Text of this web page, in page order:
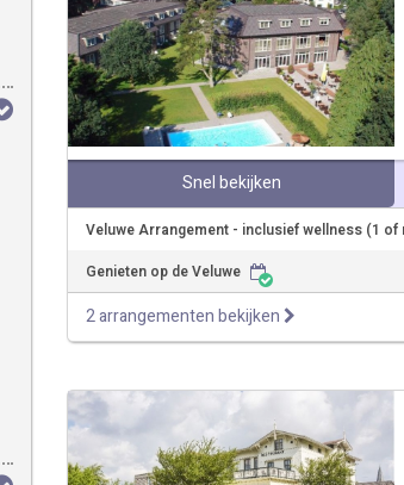
Snel bekijken
Veluwe Arrangement - inclusief wellness (1 of
Genieten op de Veluwe
2 arrangementen bekijken